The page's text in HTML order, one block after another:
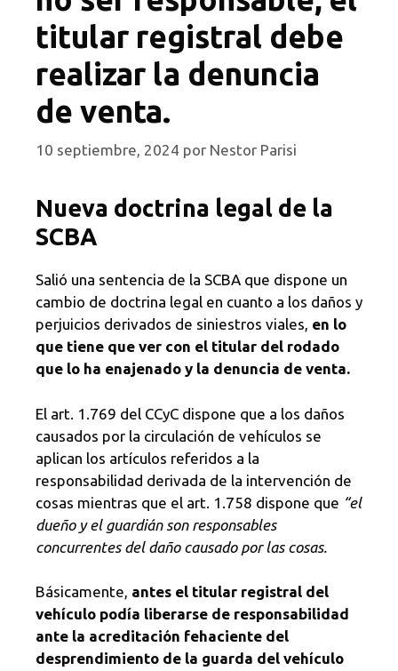
titular registral debe
realizar la denuncia
de venta.
10 septiembre, 2024 por Nestor Parisi
Nueva doctrina legal de la
SCBA
Salió una sentencia de la SCBA que dispone un
cambio de doctrina legal en cuanto a los daños y
perjuicios derivados de siniestros viales, en lo
que tiene que ver con el titular del rodado
que lo ha enajenado y la denuncia de venta.
El art. 1.769 del CCyC dispone que a los daños
causados por la circulación de vehículos se
aplican los artículos referidos a la
responsabilidad derivada de la intervención de
cosas mientras que el art. 1.758 dispone que “el
dueño y el guardián son responsables
concurrentes del daño causado por las cosas.
Básicamente, antes el titular registral del
vehículo podía liberarse de responsabilidad
ante la acreditación fehaciente del
desprendimiento de la guarda del vehículo